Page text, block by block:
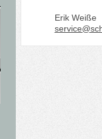
Erik Weiße